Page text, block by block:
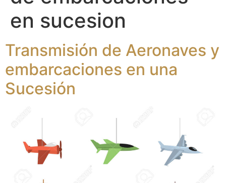
en sucesion
Transmisión de Aeronaves y
embarcaciones en una
Sucesión